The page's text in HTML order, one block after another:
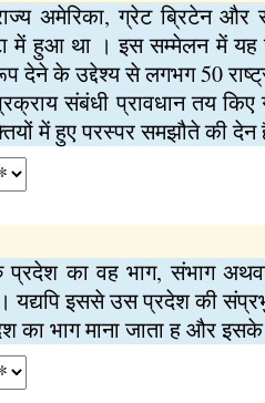
अमेरिका, ग्रेट ब्रिटेन
हुआ था । इस सम्मेलन में यह
के उद्देश्य से लगभग 50
संबंधी प्रावधान तय
में हुए परस्पर समझौते की देन
प्रदेश का वह भाग, संभाग
इससे उस प्रदेश की
का भाग माना जाता ह और इसके